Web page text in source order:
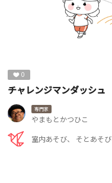
0
チャレンジマンダッシュ
専門家
やまもとかつひこ
室内あそび
そとあそび